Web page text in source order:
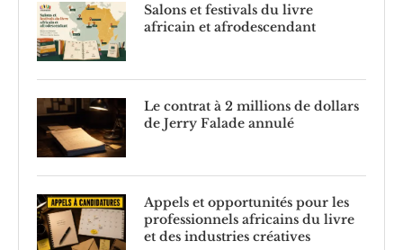
Salons et festivals du livre
africain et afrodescendant
Le contrat à 2 millions de dollars
de Jerry Falade annulé
Appels et opportunités pour les
professionnels africains du livre
et des industries créatives